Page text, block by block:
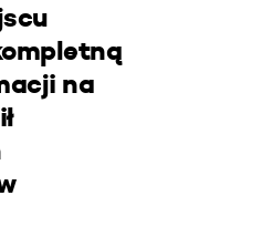
na